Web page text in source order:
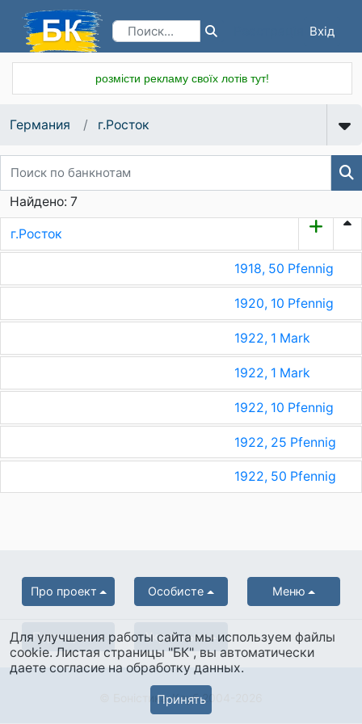
Вхід
розмісти рекламу своїх лотів тут!
Германия г.Росток
Найдено: 7
г.Росток
1918, 50 Pfennig
1920, 10 Pfennig
1922, 1 Mark
1922, 1 Mark
1922, 10 Pfennig
1922, 25 Pfennig
1922, 50 Pfennig
Про проект Особисте Меню
Партнерам Українська
© Боністика-Клуб 2004-2026
Для улучшения работы сайта мы используем файлы
cookie. Листая страницы "БК", вы автоматически
даете согласие на обработку данных.
Принять